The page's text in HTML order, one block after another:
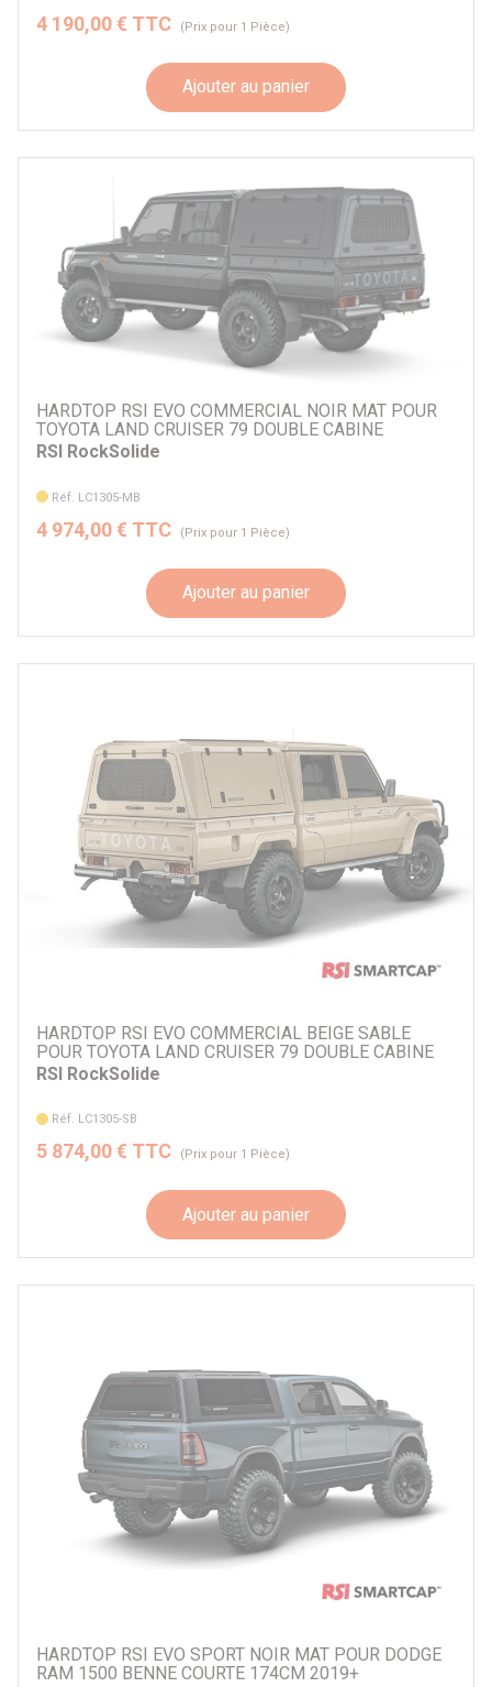
4 190,00 € TTC (Prix pour 1 Pièce)
Ajouter au panier
HARDTOP RSI EVO COMMERCIAL NOIR MAT POUR
TOYOTA LAND CRUISER 79 DOUBLE CABINE
RSI RockSolide
Réf. LC1305-MB
4 974,00 € TTC (Prix pour 1 Pièce)
Ajouter au panier
HARDTOP RSI EVO COMMERCIAL BEIGE SABLE
POUR TOYOTA LAND CRUISER 79 DOUBLE CABINE
RSI RockSolide
Réf. LC1305-SB
5 874,00 € TTC (Prix pour 1 Pièce)
Ajouter au panier
HARDTOP RSI EVO SPORT NOIR MAT POUR DODGE
RAM 1500 BENNE COURTE 174CM 2019+